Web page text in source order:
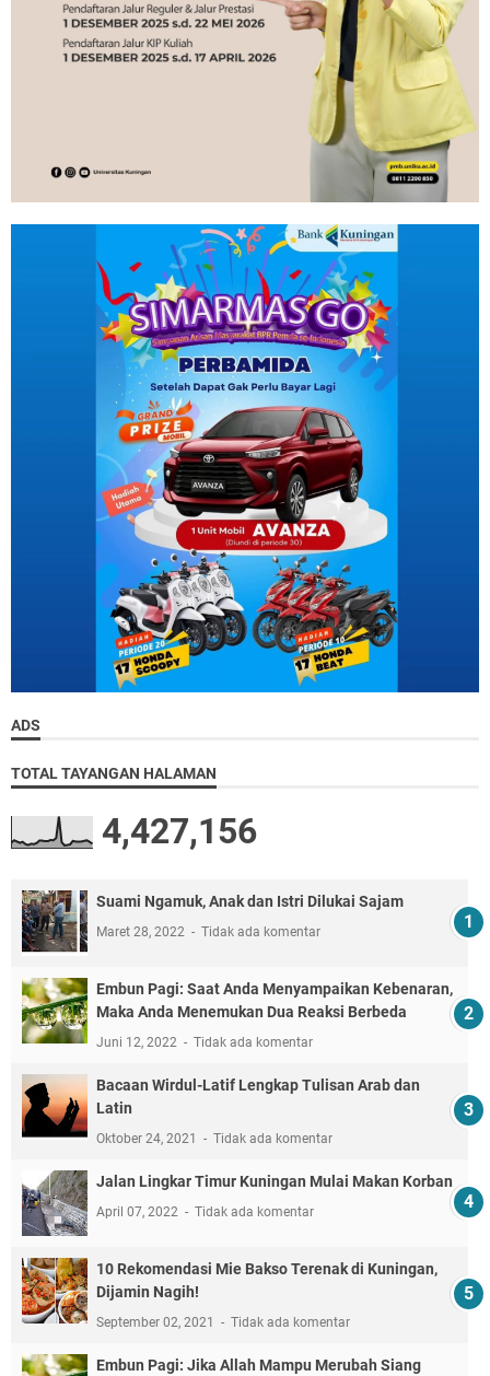
ADS
TOTAL TAYANGAN HALAMAN
4,427,156
Suami Ngamuk, Anak dan Istri Dilukai Sajam
Maret 28, 2022 Tidak ada komentar
Embun Pagi: Saat Anda Menyampaikan Kebenaran,
Maka Anda Menemukan Dua Reaksi Berbeda
Juni 12, 2022 Tidak ada komentar
Bacaan Wirdul-Latif Lengkap Tulisan Arab dan
Latin
Oktober 24, 2021 Tidak ada komentar
Jalan Lingkar Timur Kuningan Mulai Makan Korban
April 07, 2022 Tidak ada komentar
10 Rekomendasi Mie Bakso Terenak di Kuningan,
Dijamin Nagih!
September 02, 2021 Tidak ada komentar
Embun Pagi: Jika Allah Mampu Merubah Siang